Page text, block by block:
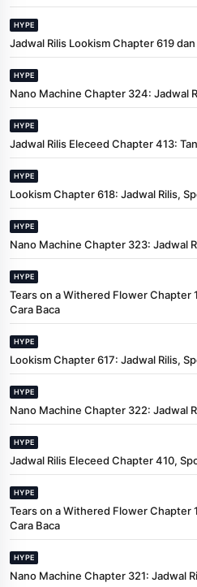
HYPE
Jadwal Rilis Lookism Chapter 619
HYPE
Nano Machine Chapter 324: Jadwal
HYPE
Jadwal Rilis Eleceed Chapter 413:
HYPE
Lookism Chapter 618: Jadwal Rilis,
HYPE
Nano Machine Chapter 323: Jadwal
HYPE
Tears on a Withered Flower Chapter
Cara Baca
HYPE
Lookism Chapter 617: Jadwal Rilis,
HYPE
Nano Machine Chapter 322: Jadwal
HYPE
Jadwal Rilis Eleceed Chapter 410,
HYPE
Tears on a Withered Flower Chapter
Cara Baca
HYPE
Nano Machine Chapter 321: Jadwal